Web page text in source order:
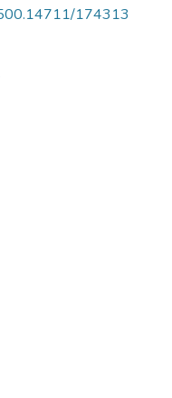
174313